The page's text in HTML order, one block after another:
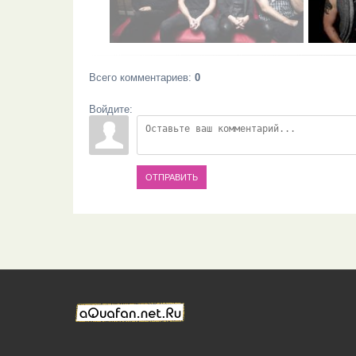
Всего комментариев: 0
Войдите:
ОТПРАВИТЬ